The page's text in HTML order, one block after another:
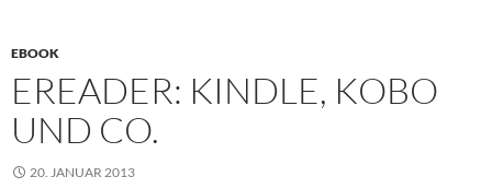
EBOOK
EREADER: KINDLE, KOBO
UND CO.
20. JANUAR 2013